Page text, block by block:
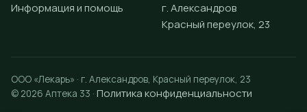
Информация и помощь
г. Александров
Красный переулок, 23
ООО «Лекарь» · г. Александров, Красный переулок, 23
© 2026 Аптека 33 · Политика конфиденциальности